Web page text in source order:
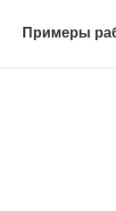
Примеры